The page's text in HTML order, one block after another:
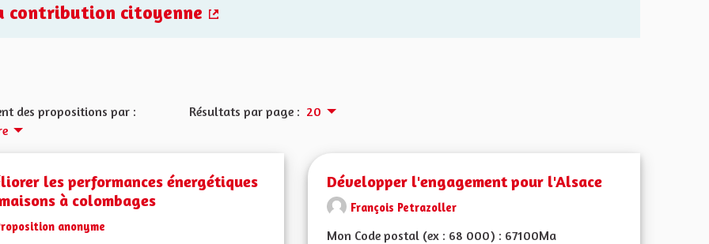
contribution citoyenne
des propositions par :
Résultats par page : 20
les performances énergétiques
à colombages
anonyme
Développer l'engagement pour l'Alsace
François Petrazoller
Mon Code postal (ex : 68 000) : 67100Ma